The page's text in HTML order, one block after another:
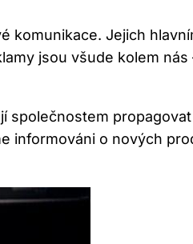
komunikace. Jejich
jsou všude kolem
informováni o nových